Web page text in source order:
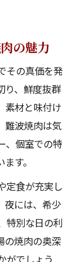
人気店で
食べ放題
の人気店
の人気店
ト
イベート
の魅力
その真価を発
り、鮮度抜群
素材と味付け
難波焼肉は気
、個室での特
す。
定食が充実し
夜には、希少
特別な日の利
の焼肉の奥深
がでしょう